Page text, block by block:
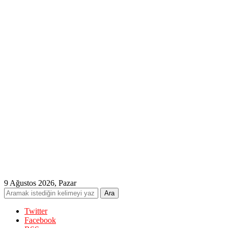
9 Ağustos 2026, Pazar
Twitter
Facebook